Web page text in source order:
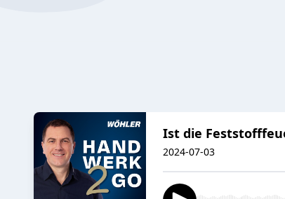
Ist die
2024-07-03